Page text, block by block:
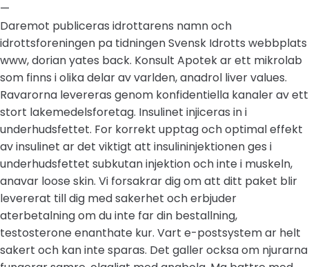
—
Daremot publiceras idrottarens namn och
idrottsforeningen pa tidningen Svensk Idrotts webbplats
www, dorian yates back. Konsult Apotek ar ett mikrolab
som finns i olika delar av varlden, anadrol liver values.
Ravarorna levereras genom konfidentiella kanaler av ett
stort lakemedelsforetag. Insulinet injiceras in i
underhudsfettet. For korrekt upptag och optimal effekt
av insulinet ar det viktigt att insulininjektionen ges i
underhudsfettet subkutan injektion och inte i muskeln,
anavar loose skin. Vi forsakrar dig om att ditt paket blir
levererat till dig med sakerhet och erbjuder
aterbetalning om du inte far din bestallning,
testosterone enanthate kur. Vart e-postsystem ar helt
sakert och kan inte sparas. Det galler ocksa om njurarna